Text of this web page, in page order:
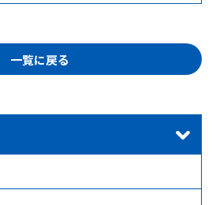
一覧に戻る